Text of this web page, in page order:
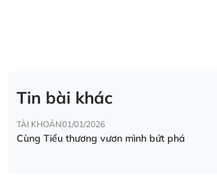
Tin bài khác
TÀI KHOẢN01/01/2026
Cùng Tiểu thương vươn mình bứt phá